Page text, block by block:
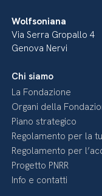
Wolfsoniana
Via Serra Gropallo 4
Genova Nervi
Chi siamo
La Fondazione
Organi della
Piano strategico
Regolamento per la
Regolamento per
Progetto PNRR
Info e contatti